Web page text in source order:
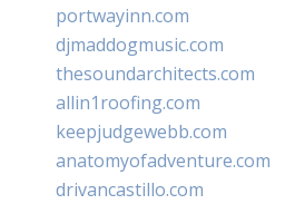
portwayinn.com
djmaddogmusic.com
thesoundarchitects.com
allin1roofing.com
keepjudgewebb.com
anatomyofadventure.com
drivancastillo.com